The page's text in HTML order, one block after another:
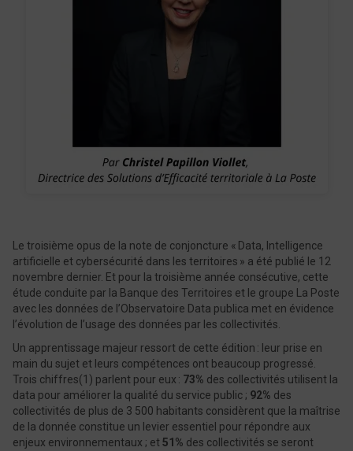
Le troisième opus de la note de conjoncture « Data, Intelligence
artificielle et cybersécurité dans les territoires » a été publié le 12
novembre dernier. Et pour la troisième année consécutive, cette
étude conduite par la Banque des Territoires et le groupe La Poste
avec les données de l’Observatoire Data publica met en évidence
l’évolution de l’usage des données par les collectivités.
Un apprentissage majeur ressort de cette édition : leur prise en
main du sujet et leurs compétences ont beaucoup progressé.
Trois chiffres(1) parlent pour eux : 73% des collectivités utilisent la
data pour améliorer la qualité du service public ; 92% des
collectivités de plus de 3 500 habitants considèrent que la maîtrise
de la donnée constitue un levier essentiel pour répondre aux
enjeux environnementaux ; et 51% des collectivités se seront